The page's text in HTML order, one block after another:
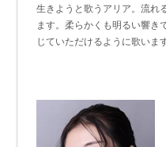
生きようと歌うアリア。流れ
ます。柔らかくも明るい響き
じていただけるように歌います